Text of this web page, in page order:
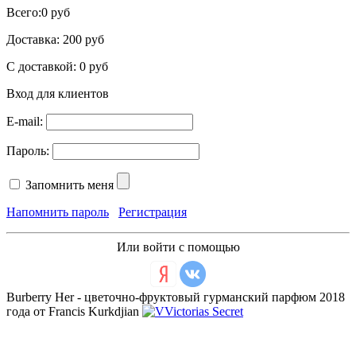
Всего:0 руб
Доставка: 200 руб
С доставкой: 0 руб
Вход для клиентов
E-mail:
Пароль:
Запомнить меня
Напомнить пароль
Регистрация
Или войти с помощью
Burberry Her - цветочно-фруктовый гурманский парфюм 2018
года от Francis Kurkdjian